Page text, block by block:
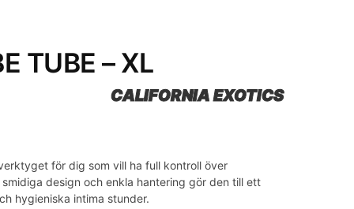
TUBE – XL
CALIFORNIA EXOTICS
för dig som vill ha full kontroll över
design och enkla hantering gör den till ett
hygieniska intima stunder.